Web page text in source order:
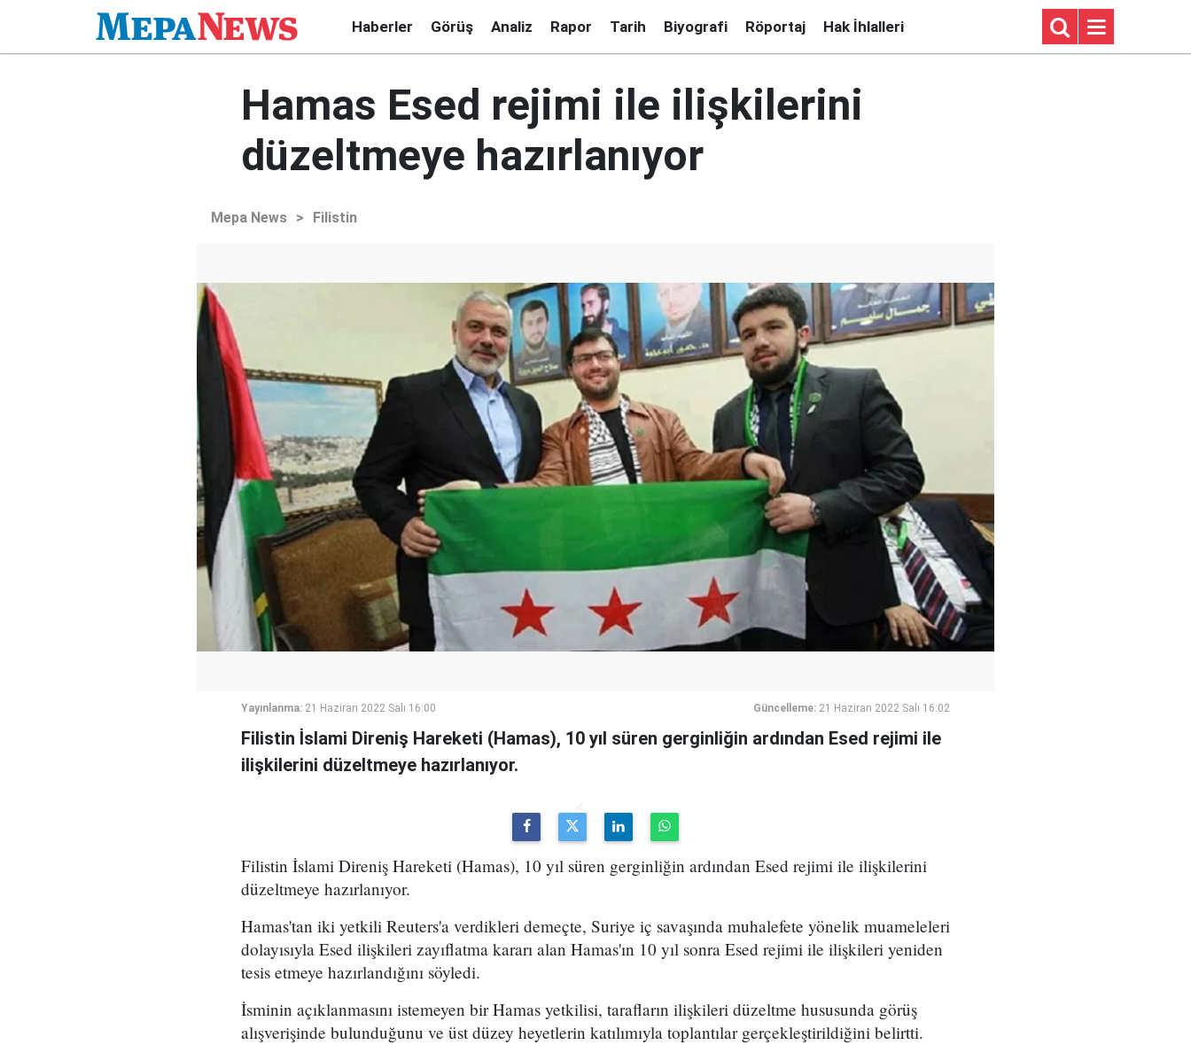
Haberler Görüş Analiz Rapor Tarih Biyografi Röportaj Hak İhlalleri
Hamas Esed rejimi ile ilişkilerini
düzeltmeye hazırlanıyor
Mepa News > Filistin
Yayınlanma: 21 Haziran 2022 Salı 16:00 Güncelleme: 21 Haziran 2022 Salı 16:02
Filistin İslami Direniş Hareketi (Hamas), 10 yıl süren gerginliğin ardından Esed rejimi ile
ilişkilerini düzeltmeye hazırlanıyor.
Filistin İslami Direniş Hareketi (Hamas), 10 yıl süren gerginliğin ardından Esed rejimi ile ilişkilerini
düzeltmeye hazırlanıyor.
Hamas'tan iki yetkili Reuters'a verdikleri demeçte, Suriye iç savaşında muhalefete yönelik muameleleri
dolayısıyla Esed ilişkileri zayıflatma kararı alan Hamas'ın 10 yıl sonra Esed rejimi ile ilişkileri yeniden
tesis etmeye hazırlandığını söyledi.
İsminin açıklanmasını istemeyen bir Hamas yetkilisi, tarafların ilişkileri düzeltme hususunda görüş
alışverişinde bulunduğunu ve üst düzey heyetlerin katılımıyla toplantılar gerçekleştirildiğini belirtti.